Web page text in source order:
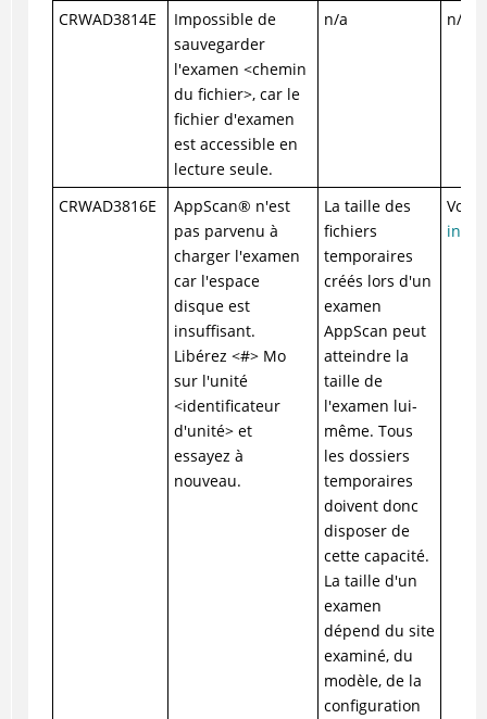
CRWAD3814E
Impossible de
sauvegarder
l'examen <chemin
du fichier>, car le
fichier d'examen
est accessible en
lecture seule.
n/a n/a
CRWAD3816E AppScan® n'est
pas parvenu à
charger l'examen
car l'espace
disque est
insuffisant.
Libérez <#> Mo
sur l'unité
<identificateur
d'unité> et
essayez à
nouveau.
La taille des
fichiers
temporaires
créés lors d'un
examen
AppScan peut
atteindre la
taille de
l'examen lui-
même. Tous
les dossiers
temporaires
doivent donc
disposer de
cette capacité.
La taille d'un
examen
dépend du site
examiné, du
modèle, de la
configuration
Voir :